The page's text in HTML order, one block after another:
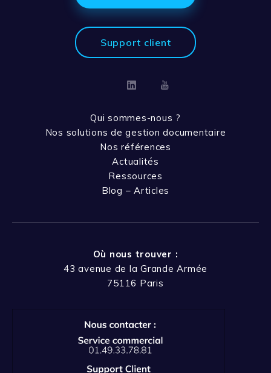
Support client
LinkedinYoutube
Qui sommes-nous ?
Nos solutions de gestion documentaire
Nos références
Actualités
Ressources
Blog – Articles
Où nous trouver :
43 avenue de la Grande Armée
75116 Paris